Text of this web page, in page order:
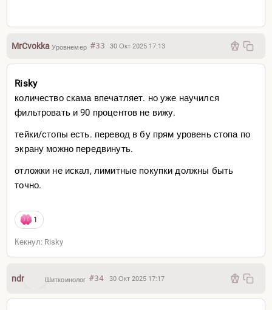
MrCvokkaУровнемер #33 30 Окт 2025 17:13
Risky
количество скама впечатляет. но уже научился
фильтровать и 90 процентов не вижу.
тейки/стопы есть. перевод в бу прям уровень стопа по
экрану можно передвинуть.
отложки не искал, лимитные покупки должны быть
точно.
1
Кекнул: Risky
ndr Шиткоинолог #34 30 Окт 2025 17:17